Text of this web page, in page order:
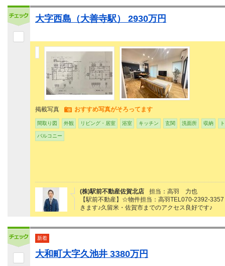
大字西島（大善寺駅） 2930万円
掲載写真 おすすめ写真がそろってます
間取り図 外観 リビング・居室 浴室 キッチン 玄関 洗面所 収納
バルコニー
(株)駅前不動産佐賀北店
担当：高羽 力也
【駅前不動産】☆物件担当：高羽TEL070-2392-
きます♪久留米・佐賀市までのアクセス良好です♪
新着
大和町大字久池井 3380万円